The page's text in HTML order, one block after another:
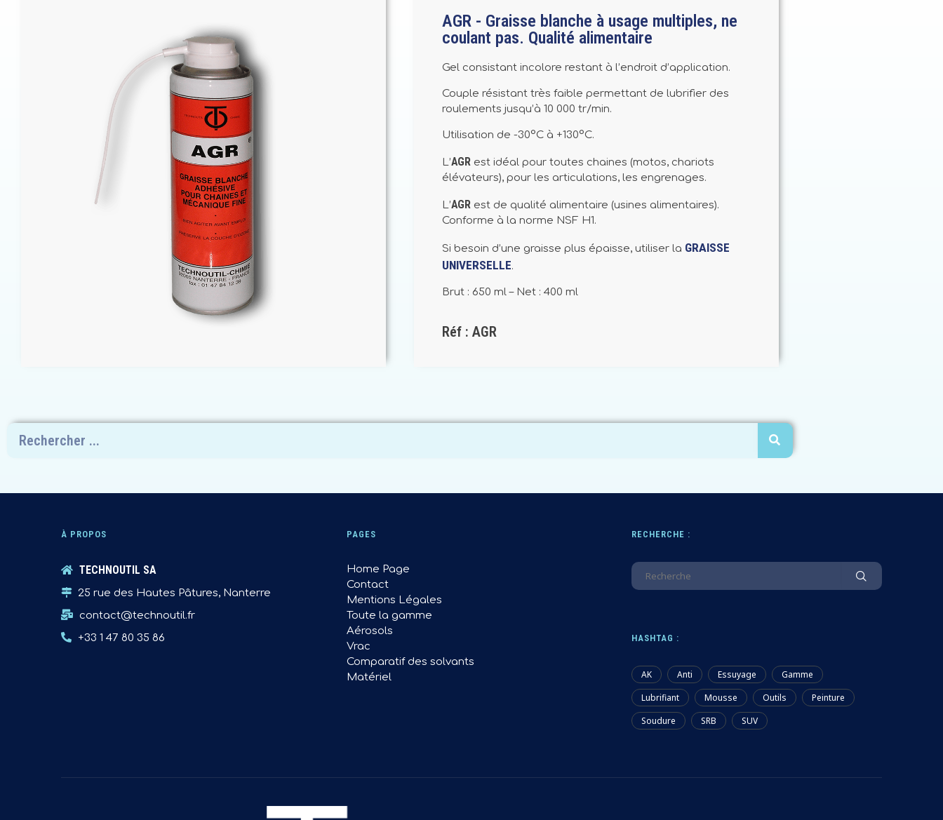
AGR - Graisse blanche à usage multiples, ne
coulant pas. Qualité alimentaire
Gel consistant incolore restant à l’endroit d’application.
Couple résistant très faible permettant de lubrifier des
roulements jusqu’à 10 000 tr/min.
Utilisation de -30°C à +130°C.
L’AGR est idéal pour toutes chaines (motos, chariots
élévateurs), pour les articulations, les engrenages.
L’AGR est de qualité alimentaire (usines alimentaires).
Conforme à la norme NSF H1.
Si besoin d’une graisse plus épaisse, utiliser la GRAISSE
UNIVERSELLE.
Brut : 650 ml – Net : 400 ml
Réf : AGR
À PROPOS
TECHNOUTIL SA
25 rue des Hautes Pâtures, Nanterre
contact@technoutil.fr
+33 1 47 80 35 86
PAGES
Home Page
Contact
Mentions Légales
Toute la gamme
Aérosols
Vrac
Comparatif des solvants
Matériel
RECHERCHE :
HASHTAG :
AK Anti Essuyage
Gamme
Lubrifiant
Mousse Outils
Peinture
Soudure
SRB SUV